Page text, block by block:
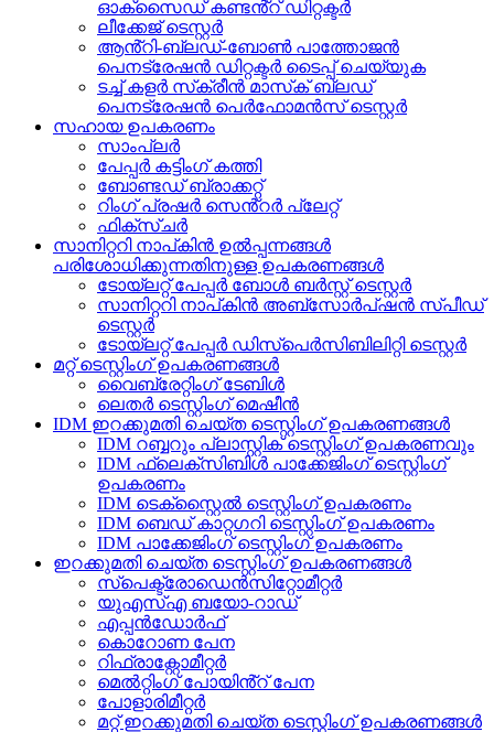
ഓക്സൈഡ് കണ്ടൻ്റ് ഡിറ്റക്ടർ
ലീക്കേജ് ടെസ്റ്റർ
ആൻ്റി-ബ്ലഡ്-ബോൺ പാത്തോജൻ
പെനട്രേഷൻ ഡിറ്റക്ടർ ടൈപ്പ് ചെയ്യുക
ടച്ച് കളർ സ്‌ക്രീൻ മാസ്‌ക് ബ്ലഡ്
പെനട്രേഷൻ പെർഫോമൻസ് ടെസ്റ്റർ
സഹായ ഉപകരണം
സാംപ്ലർ
പേപ്പർ കട്ടിംഗ് കത്തി
ബോണ്ടഡ് ബ്രാക്കറ്റ്
റിംഗ് പ്രഷർ സെൻ്റർ പ്ലേറ്റ്
ഫിക്സ്ചർ
സാനിറ്ററി നാപ്കിൻ ഉൽപ്പന്നങ്ങൾ
പരിശോധിക്കുന്നതിനുള്ള ഉപകരണങ്ങൾ
ടോയ്‌ലറ്റ് പേപ്പർ ബോൾ ബർസ്റ്റ് ടെസ്റ്റർ
സാനിറ്ററി നാപ്കിൻ അബ്സോർപ്ഷൻ സ്പീഡ്
ടെസ്റ്റർ
ടോയ്‌ലറ്റ് പേപ്പർ ഡിസ്‌പെർസിബിലിറ്റി ടെസ്റ്റർ
മറ്റ് ടെസ്റ്റിംഗ് ഉപകരണങ്ങൾ
വൈബ്രേറ്റിംഗ് ടേബിൾ
ലെതർ ടെസ്റ്റിംഗ് മെഷീൻ
IDM ഇറക്കുമതി ചെയ്ത ടെസ്റ്റിംഗ് ഉപകരണങ്ങൾ
IDM റബ്ബറും പ്ലാസ്റ്റിക് ടെസ്റ്റിംഗ് ഉപകരണവും
IDM ഫ്ലെക്സിബിൾ പാക്കേജിംഗ് ടെസ്റ്റിംഗ്
ഉപകരണം
IDM ടെക്സ്റ്റൈൽ ടെസ്റ്റിംഗ് ഉപകരണം
IDM ബെഡ് കാറ്റഗറി ടെസ്റ്റിംഗ് ഉപകരണം
IDM പാക്കേജിംഗ് ടെസ്റ്റിംഗ് ഉപകരണം
ഇറക്കുമതി ചെയ്ത ടെസ്റ്റിംഗ് ഉപകരണങ്ങൾ
സ്പെക്ട്രോഡെൻസിറ്റോമീറ്റർ
യുഎസ്എ ബയോ-റാഡ്
എപ്പൻഡോർഫ്
കൊറോണ പേന
റിഫ്രാക്റ്റോമീറ്റർ
മെൽറ്റിംഗ് പോയിൻ്റ് പേന
പോളാരിമീറ്റർ
മറ്റ് ഇറക്കുമതി ചെയ്ത ടെസ്റ്റിംഗ് ഉപകരണങ്ങൾ